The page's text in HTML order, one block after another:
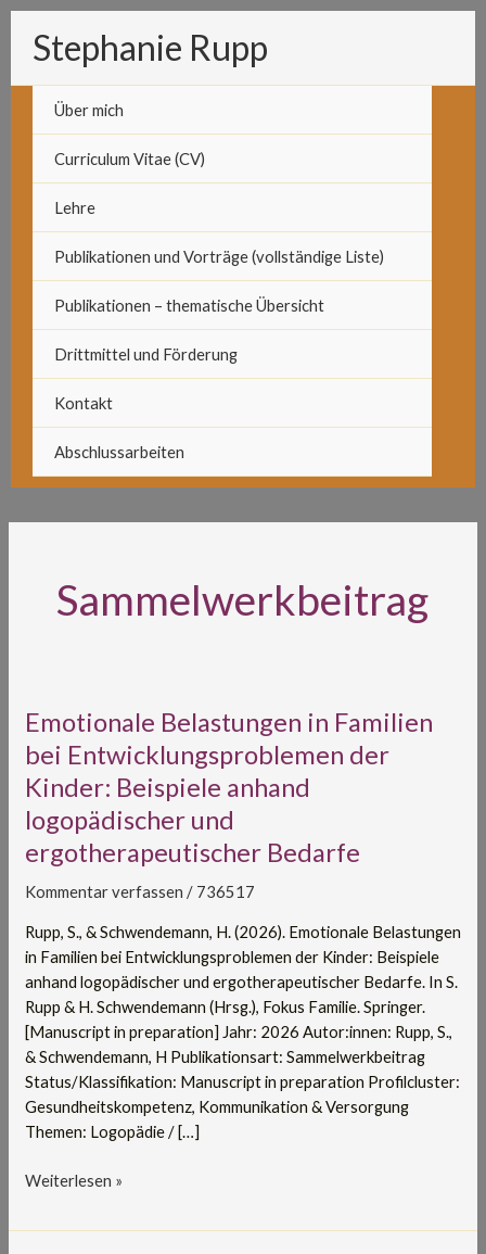
Zum
Inhalt
springenStephanie Rupp
Über mich
Curriculum Vitae (CV)
Lehre
Publikationen und Vorträge (vollständige Liste)
Publikationen – thematische Übersicht
Drittmittel und Förderung
Kontakt
Abschlussarbeiten
Sammelwerkbeitrag
Emotionale Belastungen in Familien
bei Entwicklungsproblemen der
Kinder: Beispiele anhand
logopädischer und
ergotherapeutischer Bedarfe
Kommentar verfassen / 736517
Rupp, S., & Schwendemann, H. (2026). Emotionale Belastungen
in Familien bei Entwicklungsproblemen der Kinder: Beispiele
anhand logopädischer und ergotherapeutischer Bedarfe. In S.
Rupp & H. Schwendemann (Hrsg.), Fokus Familie. Springer.
[Manuscript in preparation] Jahr: 2026 Autor:innen: Rupp, S.,
& Schwendemann, H Publikationsart: Sammelwerkbeitrag
Status/Klassifikation: Manuscript in preparation Profilcluster:
Gesundheitskompetenz, Kommunikation & Versorgung
Themen: Logopädie / […]
Emotionale
Belastungen
in
Familien
bei
Entwicklungsproblemen
der
Kinder:
anhand
logopädischer
und
ergotherapeutischer
Bedarfe
Weiterlesen »